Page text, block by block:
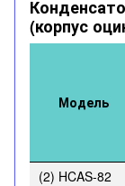
(корпус
Модель
(2) HCAS-82